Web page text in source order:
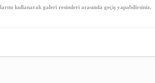
kullanarak galeri resimleri arasında geçiş yapabilirsiniz.